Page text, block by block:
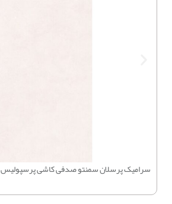
سرامیک پرسلان سمنتو صدفی کاشی پرسپولیس 160×80 – cemento